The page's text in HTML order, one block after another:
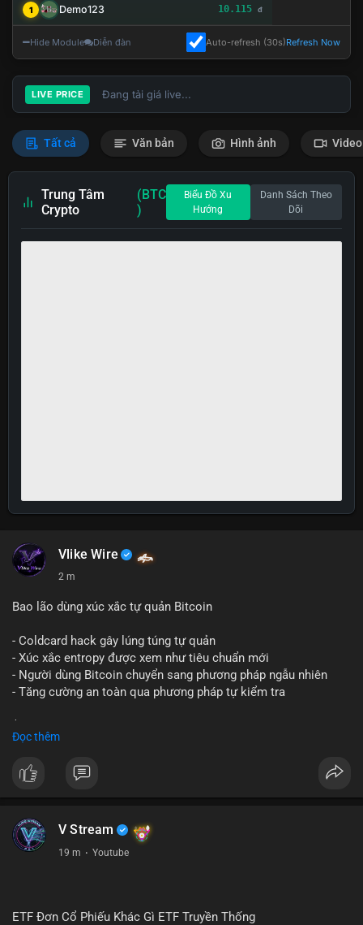
1 Demo123 10.115 đ
Hide Module Diễn đàn Auto-refresh (30s)Refresh Now
LIVE PRICE Đang tải giá live...
Tất cả Văn bản Hình ảnh Video
Trung Tâm
Crypto
(BTC
)
Biểu Đồ Xu
Hướng
Danh Sách Theo
Dõi
Vlike Wire
2 m
Bao lão dùng xúc xắc tự quản Bitcoin
- Coldcard hack gây lúng túng tự quản
- Xúc xắc entropy được xem như tiêu chuẩn mới
- Người dùng Bitcoin chuyển sang phương pháp ngẫu nhiên
- Tăng cường an toàn qua phương pháp tự kiểm tra
📰 Nguồn: Cointelegraph
Đọc thêm
V Stream
19 m · Youtube
ETF Đơn Cổ Phiếu Khác Gì ETF Truyền Thống